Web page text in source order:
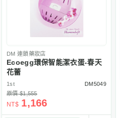
DM 連鎖藥妝店
Ecoegg環保智能潔衣蛋-春天
花蕾
1st
DM5049
原價 $1,555
NT$ 1,166